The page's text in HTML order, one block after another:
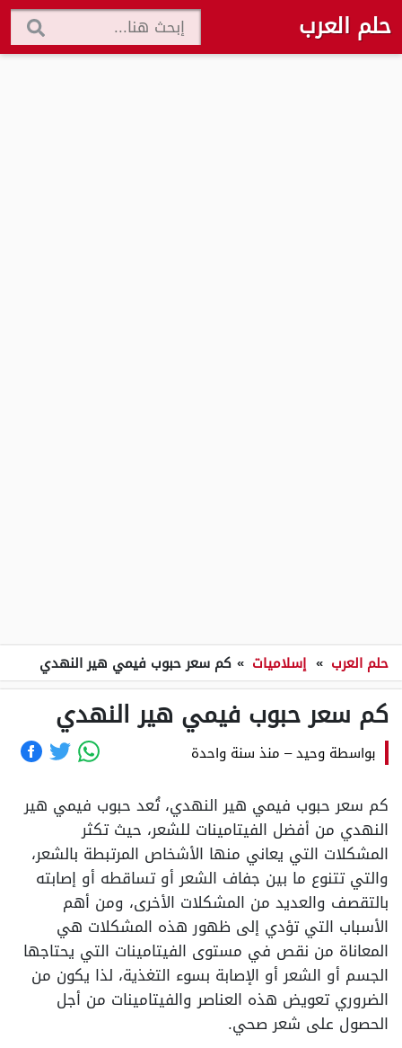
حلم العرب
حلم العرب » إسلاميات » كم سعر حبوب فيمي هير النهدي
كم سعر حبوب فيمي هير النهدي
بواسطة وحيد– منذ سنة واحدة
كم سعر حبوب فيمي هير النهدي، تُعد حبوب فيمي هير
النهدي من أفضل الفيتامينات للشعر، حيث تكثر
المشكلات التي يعاني منها الأشخاص المرتبطة بالشعر،
والتي تتنوع ما بين جفاف الشعر أو تساقطه أو إصابته
بالتقصف والعديد من المشكلات الأخرى، ومن أهم
الأسباب التي تؤدي إلى ظهور هذه المشكلات هي
المعاناة من نقص في مستوى الفيتامينات التي يحتاجها
الجسم أو الشعر أو الإصابة بسوء التغذية، لذا يكون من
الضروري تعويض هذه العناصر والفيتامينات من أجل
الحصول على شعر صحي.